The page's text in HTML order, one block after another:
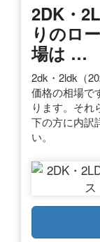
2DK・
りのロ
場は …
2dk・2ldk（
価格の相場で
ります。それ
下の方に内訳
い。